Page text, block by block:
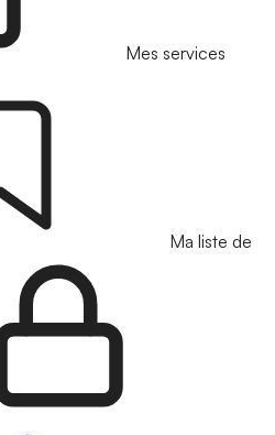
Mes services
Ma liste de